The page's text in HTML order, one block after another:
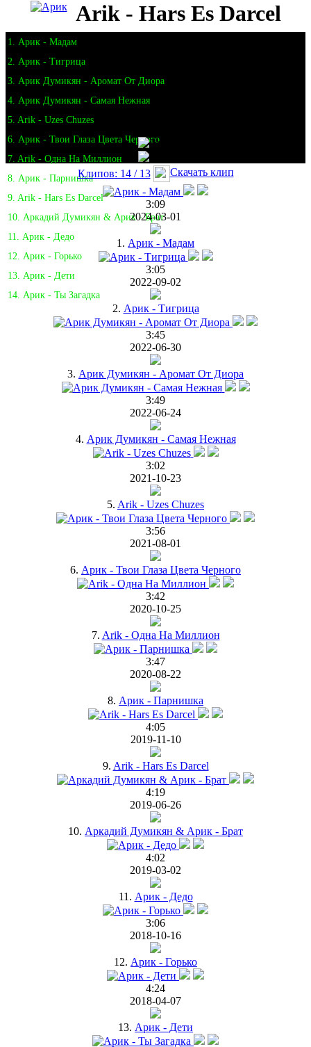
Arik - Hars Es Darcel
1. Арик - Мадам
2. Арик - Тигрица
3. Арик Думикян - Аромат От Диора
4. Арик Думикян - Самая Нежная
5. Arik - Uzes Chuzes
6. Арик - Твои Глаза Цвета Черного
7. Arik - Одна На Миллион
8. Арик - Парнишка
9. Arik - Hars Es Darcel
10. Аркадий Думикян & Арик - Брат
11. Арик - Дедо
12. Арик - Горько
13. Арик - Дети
14. Арик - Ты Загадка
Клипов: 14 / 13 Скачать клип
3:09
2024-03-01
1. Арик - Мадам
3:05
2022-09-02
2. Арик - Тигрица
3:45
2022-06-30
3. Арик Думикян - Аромат От Диора
3:49
2022-06-24
4. Арик Думикян - Самая Нежная
3:02
2021-10-23
5. Arik - Uzes Chuzes
3:56
2021-08-01
6. Арик - Твои Глаза Цвета Черного
3:42
2020-10-25
7. Arik - Одна На Миллион
3:47
2020-08-22
8. Арик - Парнишка
4:05
2019-11-10
9. Arik - Hars Es Darcel
4:19
2019-06-26
10. Аркадий Думикян & Арик - Брат
4:02
2019-03-02
11. Арик - Дедо
3:06
2018-10-16
12. Арик - Горько
4:24
2018-04-07
13. Арик - Дети